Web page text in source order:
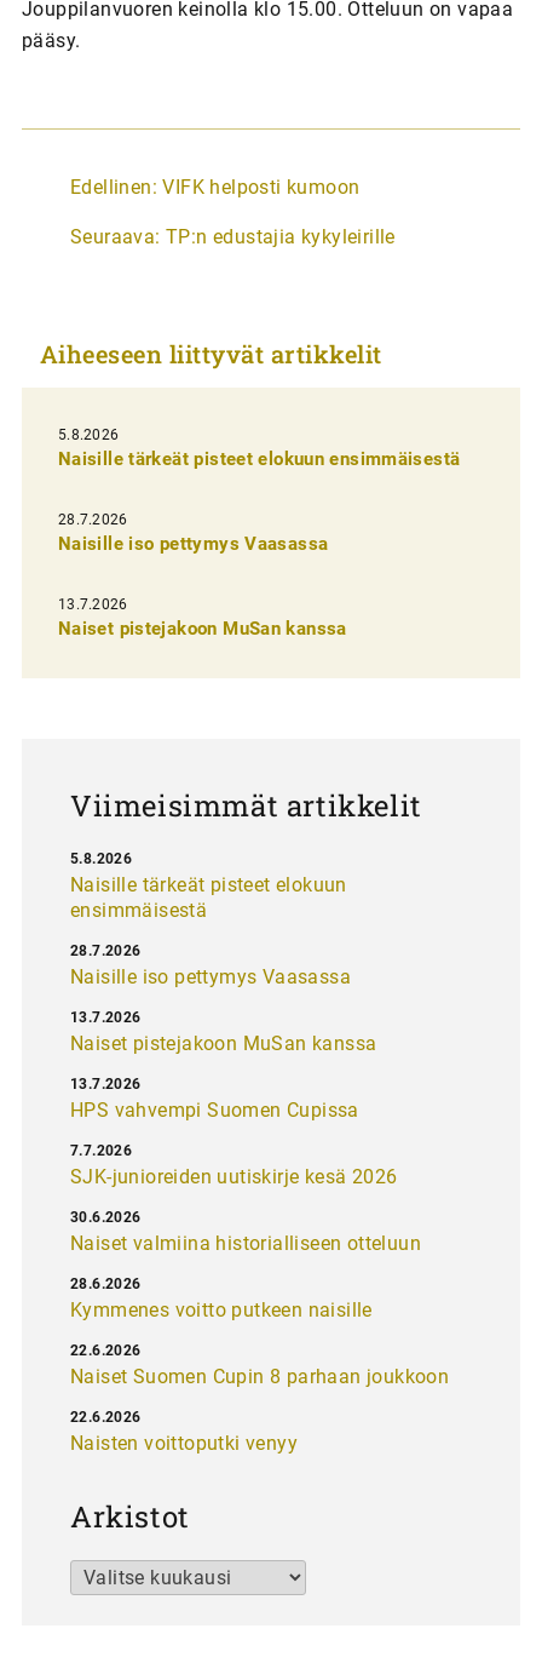
Jouppilanvuoren keinolla klo 15.00. Otteluun on vapaa
pääsy.
A
t
k
e
l
i
e
n
e
Edellinen: VIFK helposti kumoon
Seuraava: TP:n edustajia kykyleirille
Aiheeseen liittyvät artikkelit
5.8.2026
Naisille tärkeät pisteet elokuun ensimmäisestä
28.7.2026
Naisille iso pettymys Vaasassa
13.7.2026
Naiset pistejakoon MuSan kanssa
Viimeisimmät artikkelit
Naisille tärkeät pisteet elokuun
ensimmäisestä
5.8.2026
Naisille iso pettymys Vaasassa
28.7.2026
Naiset pistejakoon MuSan kanssa
13.7.2026
HPS vahvempi Suomen Cupissa
13.7.2026
SJK-junioreiden uutiskirje kesä 2026
7.7.2026
Naiset valmiina historialliseen otteluun
30.6.2026
Kymmenes voitto putkeen naisille
28.6.2026
Naiset Suomen Cupin 8 parhaan joukkoon
22.6.2026
Naisten voittoputki venyy
22.6.2026
Arkistot
Arkistot